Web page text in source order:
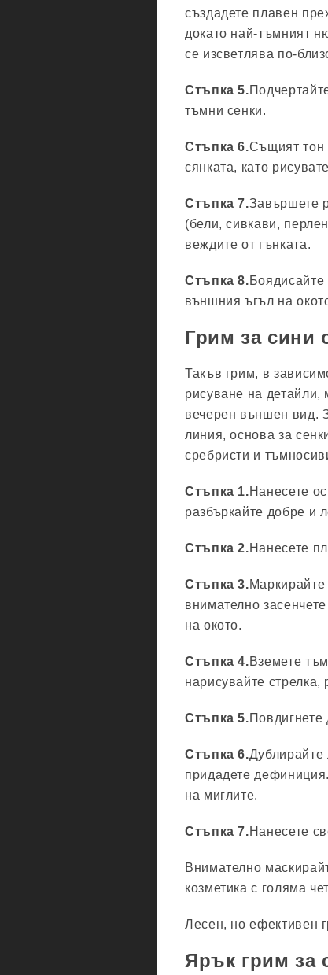
създадете плавен
докато най-тъмният
се изсветлява по-
Стъпка 5.
тъмни сенки.
Стъпка 6.Същият тон
сянката, като
Стъпка 7.Завършете
(бели, сивкави,
веждите от гънката.
Стъпка 8.Боядисайте
външния ъгъл на
Грим за сини
Такъв грим, в
рисуване на
вечерен външен вид.
линия, основа за
сребристи и
Стъпка 1.Нанесете
разбъркайте добре и
Стъпка 2.Нанесете
Стъпка 3.Маркирайте
внимателно
на окото.
Стъпка 4.Вземете
нарисувайте
Стъпка 5.Повдигнете
Стъпка 6.Дублирайте
придадете
на миглите.
Стъпка 7.Нанесете
Внимателно
козметика с голяма
Лесен, но ефективен
Ярък грим за